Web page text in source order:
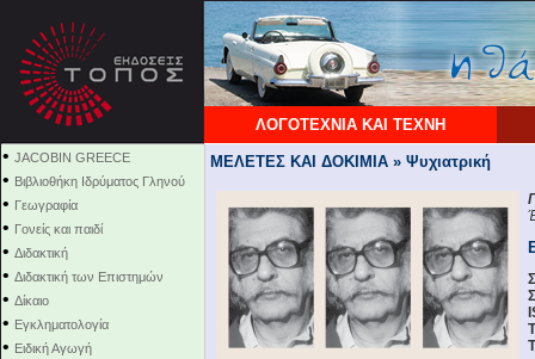
ΛΟΓΟΤΕΧΝΙΑ ΚΑΙ ΤΕΧΝΗ
• JACOBIN GREECE
• Βιβλιοθήκη Ιδρύματος Γληνού
• Γεωγραφία
• Γονείς και παιδί
• Διδακτική
• Διδακτική των Επιστημών
• Δίκαιο
• Εγκληματολογία
• Ειδική Αγωγή
ΜΕΛΕΤΕΣ ΚΑΙ ΔΟΚΙΜΙΑ » Ψυχιατρική